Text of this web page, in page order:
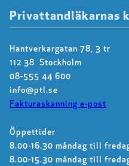
Privattandläkarnas
Hantverkargatan 78, 3 tr
112 38 Stockholm
08-555 44 600
info@ptl.se
Fakturaskanning e-post
Öppettider
8.00-16.30 måndag till
8.00-15.30 måndag till